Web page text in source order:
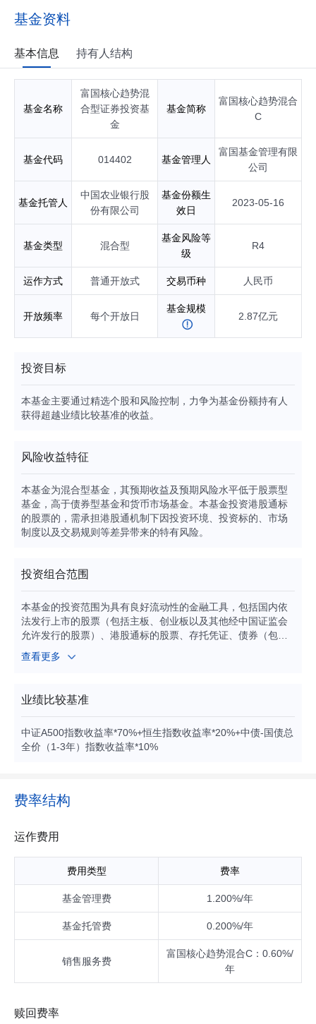
券投资基金基金经理；自2024年04月起任富国科创板两年定期
开放混合型证券投资基金基金经理；自2025年10月起任富国医
起任富国港股通医药优选混合型证券投资基金基金经理；具有
基金从业资格。
基金资料
基本信息 持有人结构
基金名称
富国核心趋势混
合型证券投资基
金
基金简称
富国核心趋势混合
C
基金代码 014402 基金管理人
富国基金管理有限
公司
基金托管人
中国农业银行股
份有限公司
基金份额生
效日
2023-05-16
基金类型 混合型
基金风险等
级
R4
运作方式 普通开放式 交易币种 人民币
开放频率 每个开放日
基金规模
2.87亿元
投资目标
本基金主要通过精选个股和风险控制，力争为基金份额持有人
获得超越业绩比较基准的收益。
风险收益特征
本基金为混合型基金，其预期收益及预期风险水平低于股票型
基金，高于债券型基金和货币市场基金。本基金投资港股通标
的股票的，需承担港股通机制下因投资环境、投资标的、市场
制度以及交易规则等差异带来的特有风险。
投资组合范围
本基金的投资范围为具有良好流动性的金融工具，包括国内依
法发行上市的股票（包括主板、创业板以及其他经中国证监会
允许发行的股票）、港股通标的股票、存托凭证、债券（包括
国债、地方政府债、金融债、企业债、公司债、政府支持债
券、政府支持机构债、次级债、可转换债券、分离交易可转
可交换债券）、资产支持证券、债券回购、银行存款（包括定
期存款、协议存款、通知存款等）、同业存单、股指期货、信
许基金投资的其他金融工具（但须符合中国证监会的相关规
定）。 如法律法规或监管机构以后允许基金投资其他品种，基
0%）；每个交易日日终在扣除股指期货合约、国债期货合约和
以内的政府债券不低于基金资产净值的5%，其中现金不包括结
本基金的投资比例会做相应调整。
查看更多
业绩比较基准
中证A500指数收益率*70%+恒生指数收益率*20%+中债-国债总
全价（1-3年）指数收益率*10%
费率结构
运作费用
费用类型 费率
基金管理费 1.200%/年
基金托管费 0.200%/年
销售服务费
富国核心趋势混合C：0.60%/
年
赎回费率